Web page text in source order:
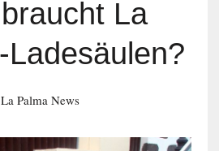
La
Ladesäulen?
La Palma News